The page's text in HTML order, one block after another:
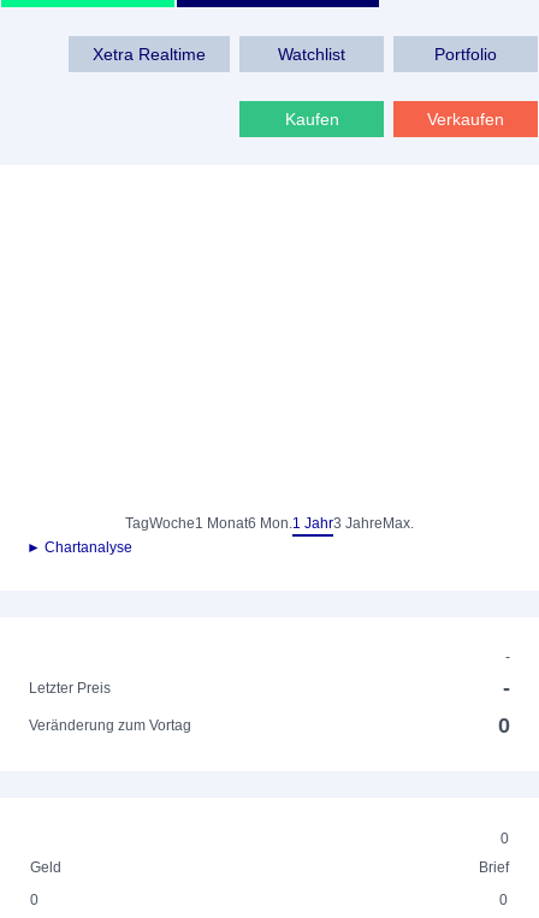
Xetra Realtime Watchlist Portfolio
Kaufen Verkaufen
TagWoche1 Monat6 Mon.1 Jahr3 Jahre Max.
► Chartanalyse
-
Letzter Preis
-
Veränderung zum Vortag 0
0
Geld
Brief
0
0